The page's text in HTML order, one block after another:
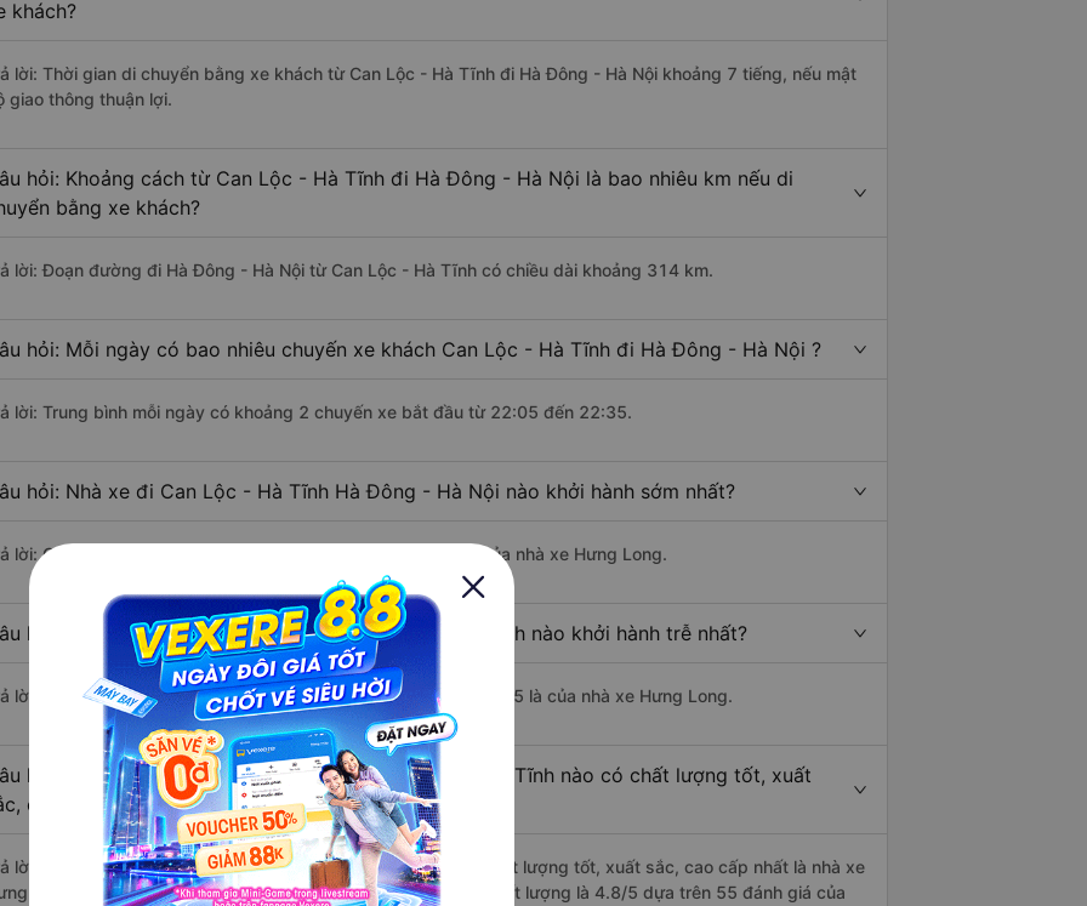
khách?
lời: Thời gian di chuyển bằng xe khách từ Can Lộc - Hà Tĩnh đi Hà Đông - Hà Nội khoảng 7 tiếng, nếu mật
giao thông thuận lợi.
hỏi: Khoảng cách từ Can Lộc - Hà Tĩnh đi Hà Đông - Hà Nội là bao nhiêu km nếu di
bằng xe khách?
lời: Đoạn đường đi Hà Đông - Hà Nội từ Can Lộc - Hà Tĩnh có chiều dài khoảng 314 km.
hỏi: Mỗi ngày có bao nhiêu chuyến xe khách Can Lộc - Hà Tĩnh đi Hà Đông - Hà Nội ?
lời: Trung bình mỗi ngày có khoảng 2 chuyến xe bắt đầu từ 22:05 đến 22:35.
hỏi: Nhà xe đi Can Lộc - Hà Tĩnh Hà Đông - Hà Nội nào khởi hành sớm nhất?
lời: Chuyến xe có giờ xuất phát sớm nhất vào lúc 22:05 là của nhà xe Hưng Long.
hỏi: Nhà xe đi Hà Đông - Hà Nội từ Can Lộc - Hà Tĩnh nào khởi hành trễ nhất?
lời: Chuyến xe có giờ xuất phát trễ (muộn) nhất là vào lúc 22:35 là của nhà xe Hưng Long.
hỏi: Review xe đi Hà Đông - Hà Nội từ Can Lộc - Hà Tĩnh nào có chất lượng tốt, xuất
cao cấp nhất?
lời: Những hãng xe đi Can Lộc - Hà Tĩnh Hà Đông - Hà Nội chất lượng tốt, xuất sắc, cao cấp nhất là nhà xe
Long đi Hà Đông - Hà Nội từ Can Lộc - Hà Tĩnh với điểm chất lượng là 4.8/5 dựa trên 55 đánh giá của